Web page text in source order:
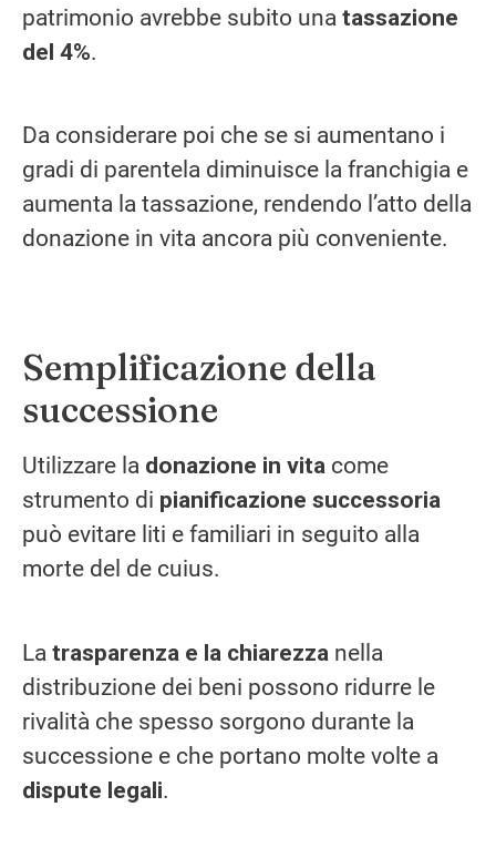
patrimonio avrebbe subito una tassazione
del 4%.
Da considerare poi che se si aumentano i
gradi di parentela diminuisce la franchigia e
aumenta la tassazione, rendendo l’atto della
donazione in vita ancora più conveniente.
Semplificazione della
successione
Utilizzare la donazione in vita come
strumento di pianificazione successoria
può evitare liti e familiari in seguito alla
morte del de cuius.
La trasparenza e la chiarezza nella
distribuzione dei beni possono ridurre le
rivalità che spesso sorgono durante la
successione e che portano molte volte a
dispute legali.